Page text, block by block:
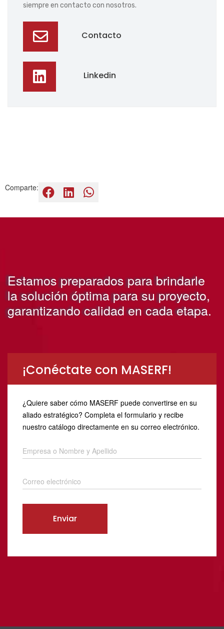
siempre en contacto con nosotros.
Contacto
Linkedin
Comparte:
Estamos preparados para brindarle
la solución óptima para su proyecto,
garantizando calidad en cada etapa.
¡Conéctate con MASERF!
¿Quiere saber cómo MASERF puede convertirse en su
aliado estratégico? Completa el formulario y recibe
nuestro catálogo directamente en su correo electrónico.